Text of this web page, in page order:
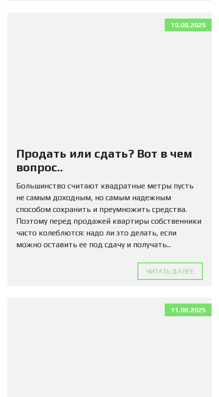
19.08.2025
Продать или сдать? Вот в чем
вопрос..
Большинство считают квадратные метры пусть
не самым доходным, но самым надежным
способом сохранить и преумножить средства.
Поэтому перед продажей квартиры собственники
часто колеблются: надо ли это делать, если
можно оставить ее под сдачу и получать...
ЧИТАТЬ ДАЛЕЕ
11.08.2025